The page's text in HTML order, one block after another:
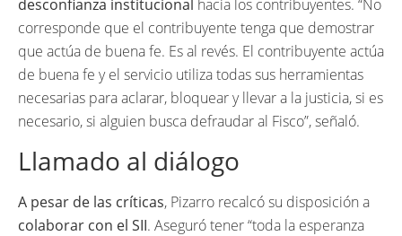
desconfianza institucional hacia los contribuyentes. “No
corresponde que el contribuyente tenga que demostrar
que actúa de buena fe. Es al revés. El contribuyente actúa
de buena fe y el servicio utiliza todas sus herramientas
necesarias para aclarar, bloquear y llevar a la justicia, si es
necesario, si alguien busca defraudar al Fisco”, señaló.
Llamado al diálogo
A pesar de las críticas, Pizarro recalcó su disposición a
colaborar con el SII. Aseguró tener “toda la esperanza